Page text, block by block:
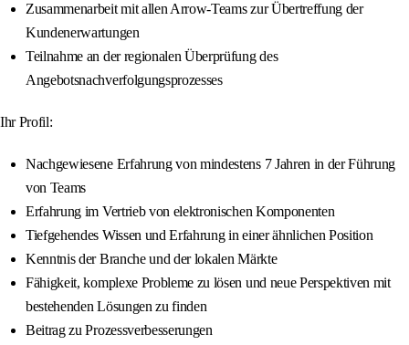
Zusammenarbeit mit allen Arrow-Teams zur Übertreffung der
Kundenerwartungen
Teilnahme an der regionalen Überprüfung des
Angebotsnachverfolgungsprozesses
Ihr Profil:
Nachgewiesene Erfahrung von mindestens 7 Jahren in der Führung
von Teams
Erfahrung im Vertrieb von elektronischen Komponenten
Tiefgehendes Wissen und Erfahrung in einer ähnlichen Position
Kenntnis der Branche und der lokalen Märkte
Fähigkeit, komplexe Probleme zu lösen und neue Perspektiven mit
bestehenden Lösungen zu finden
Beitrag zu Prozessverbesserungen